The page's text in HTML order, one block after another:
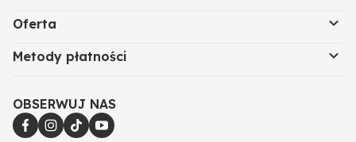
Oferta
Metody płatności
OBSERWUJ NAS